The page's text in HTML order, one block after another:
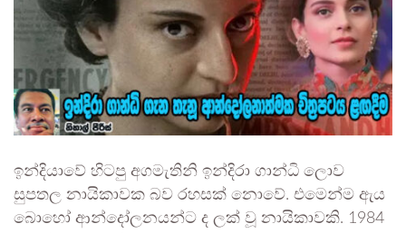
ඉන්දියාවේ හිටපු අගමැතිනි ඉන්දිරා ගාන්ධි ලොව
සුපතල නායිකාවක බව රහසක් නොවේ. එමෙන්ම ඇය
බොහෝ ආන්දෝලනයන්ට ද ලක් වූ නායිකාවකි. 1984